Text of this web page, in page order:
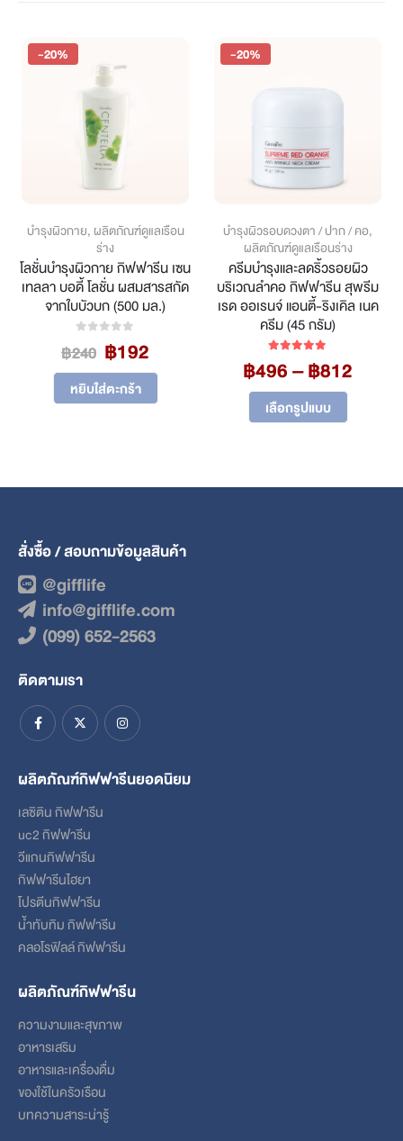
-20%
บำรุงผิวกาย, ผลิตภัณฑ์ดูแลเรือน
ร่าง
โลชั่นบำรุงผิวกาย กิฟฟารีน เซน
เทลลา บอดี้ โลชั่น ผสมสารสกัด
จากใบบัวบก (500 มล.)
฿240 Original
price
was:
฿240.
฿192Current
price
฿192.
หยิบใส่ตะกร้า
-20%
บำรุงผิวรอบดวงตา / ปาก / คอ,
ผลิตภัณฑ์ดูแลเรือนร่าง
ครีมบำรุงและลดริ้วรอยผิว
บริเวณลำคอ กิฟฟารีน สุพรีม
เรด ออเรนจ์ แอนตี้-ริงเคิล เนค
ครีม (45 กรัม)
฿496–฿812
เลือกรูปแบบ
This product has multiple variants. The options may be chosen on the product page
สั่งซื้อ / สอบถามข้อมูลสินค้า
@gifflife
info@gifflife.com
(099) 652-2563
ติดตามเรา
ผลิตภัณฑ์กิฟฟารีนยอดนิยม
เลซิติน กิฟฟารีน
uc2 กิฟฟารีน
วีแกนกิฟฟารีน
กิฟฟารีนไฮยา
โปรตีนกิฟฟารีน
น้ำทับทิม กิฟฟารีน
คลอโรฟิลล์ กิฟฟารีน
ผลิตภัณฑ์กิฟฟารีน
ความงามและสุขภาพ
อาหารเสริม
อาหารและเครื่องดื่ม
ของใช้ในครัวเรือน
บทความสาระน่ารู้